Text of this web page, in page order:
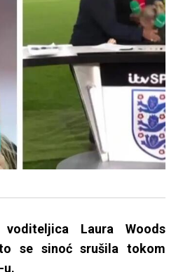
voditeljica Laura Woods
se sinoć srušila tokom
u.